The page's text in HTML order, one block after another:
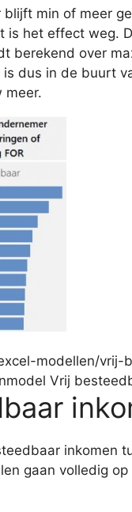
min of meer
is het effect weg.
berekend over
dus in de buurt
meer.
modellen/vrij-
Vrij
inkomen
gaan volledig